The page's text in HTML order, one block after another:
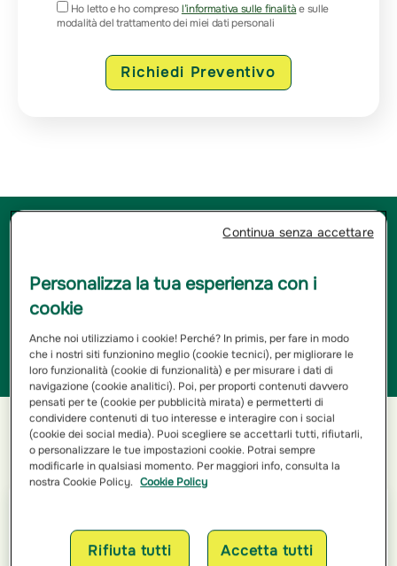
Ho letto e ho compresol’informativa sulle finalitàe sulle
modalità del trattamento dei miei dati personali
Richiedi Preventivo
1969 Anna Maria Trapani......1996 Massimo Stabile.....
50 anni, tre generazioni della stessa famiglia guidano
con passione e professionalità la nostra agenzia di
affidabilità e soluzioni su misura per ogni esigenza. Una
tradizione di fiducia che continua a guardare al futuro.
Orari di apertura
09:00 - 13:00
15:30 - 18:30
Personalizza la tua esperienza con i
cookie
Anche noi utilizziamo i cookie! Perché? In primis, per fare in modo
che i nostri siti funzionino meglio (cookie tecnici), per migliorare le
loro funzionalità (cookie di funzionalità) e per misurare i dati di
navigazione (cookie analitici). Poi, per proporti contenuti davvero
pensati per te (cookie per pubblicità mirata) e permetterti di
condividere contenuti di tuo interesse e interagire con i social
(cookie dei social media). Puoi scegliere se accettarli tutti, rifiutarli,
o personalizzare le tue impostazioni cookie. Potrai sempre
modificarle in qualsiasi momento. Per maggiori info, consulta la
nostra Cookie Policy. Cookie Policy
Rifiuta tutti Accetta tutti
Continua senza accettare